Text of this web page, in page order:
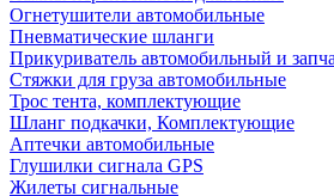
Огнетушители автомобильные
Пневматические шланги
Прикуриватель автомобильный и
Стяжки для груза автомобильные
Трос тента, комплектующие
Шланг подкачки, Комплектующие
Аптечки автомобильные
Глушилки сигнала GPS
Жилеты сигнальные